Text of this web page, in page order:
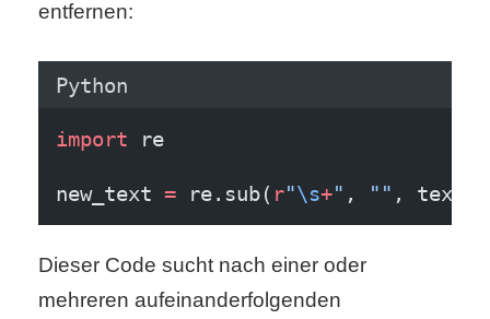
entfernen:
Python
import re
new_text = re.sub( r"\s+" , "" , text)
Dieser Code sucht nach einer oder
mehreren aufeinanderfolgenden